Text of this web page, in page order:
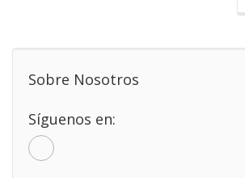
Sobre Nosotros
Síguenos en: